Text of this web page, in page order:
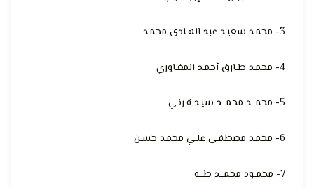
3- محمـد سعيـد عبد الهـادی محمـد
4- محمـد طـارق أحمـد المغـاوري
5- محمـــد محمـــد سيـد قـرنـي
6- محمـد مصطفـى علـي محمـد حسـن
7- محمــود محمـــد طـــه